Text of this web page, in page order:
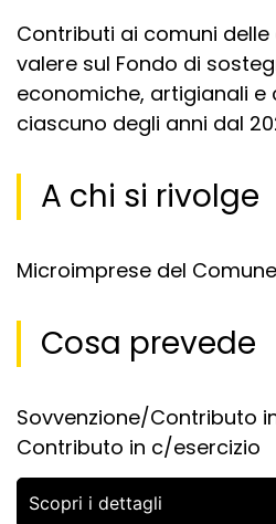
Contributi ai comuni delle
valere sul Fondo di
economiche, artigianali e
ciascuno degli anni dal
A chi si rivolge
Microimprese del
Cosa prevede
Sovvenzione/Contributo
Contributo in c/esercizio
Scopri i dettagli